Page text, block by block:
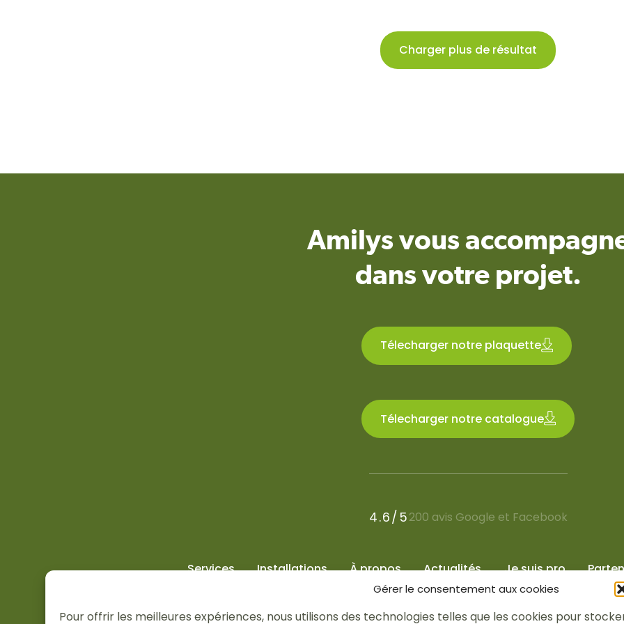
Gérer le consentement aux cookies
Pour offrir les meilleures expériences, nous utilisons des technologies telles que les cookies pour
Charger plus de résultat
Amilys vous
dans votre projet.
Télecharger notre plaquette
Télecharger notre catalogue
4.6/5200 avis Google et Facebook
Services Installations À propos Actualités Je suis pro